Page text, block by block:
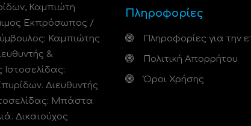
Καμπιώτη
Εκπρόσωπος /
Καμπιώτης
&
Ιστοσελίδας:
Διευθυντής
Μπάστα
Δικαιούχος
Πληροφορίες
Πληροφορίες για την
Πολιτική Απορρήτου
Όροι Χρήσης